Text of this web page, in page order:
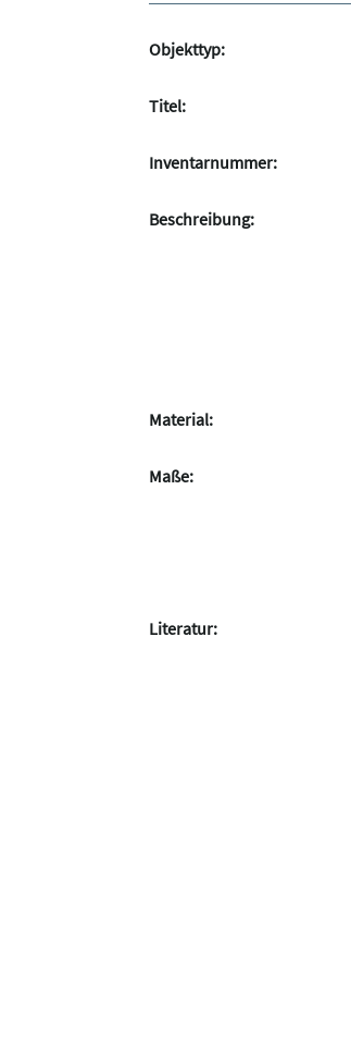
Objekttyp:
Titel:
Inventarnummer:
Beschreibung:
Material:
Maße:
Literatur: